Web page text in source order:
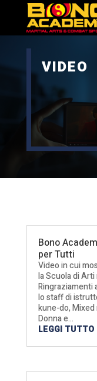
VIDEO
Bono
per Tutti
Video in cui
la Scuola di
Ringraziamenti
lo staff di
kune-do, Mixed
Donna e...
LEGGI TUTTO